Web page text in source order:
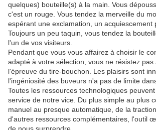
quelques) bouteille(s) à la main. Vous
c'est un rouge. Vous tendez la merveille du
espérant une exclamation, un acquiescement
Toujours un peu taquin, vous tendez la
l'un de vos visiteurs.
Pendant que vous vous affairez à choisir le
adapté à votre sélection, vous ne résistez pas
l'épreuve du tire-bouchon. Les plaisirs sont
l'ingéniosité des buveurs n'a pas de limite
Toutes les ressources technologiques
service de notre vice. Du plus simple au plus
manuel au presque automatique, de la
d'autres ressources complémentaires, l'outil